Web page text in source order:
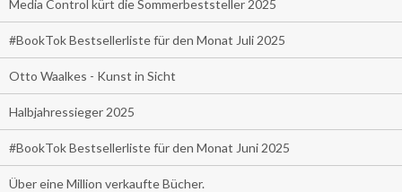
Media Control kürt die Sommerbeststeller 2025
#BookTok Bestsellerliste für den Monat Juli 2025
Otto Waalkes - Kunst in Sicht
Halbjahressieger 2025
#BookTok Bestsellerliste für den Monat Juni 2025
Über eine Million verkaufte Bücher.